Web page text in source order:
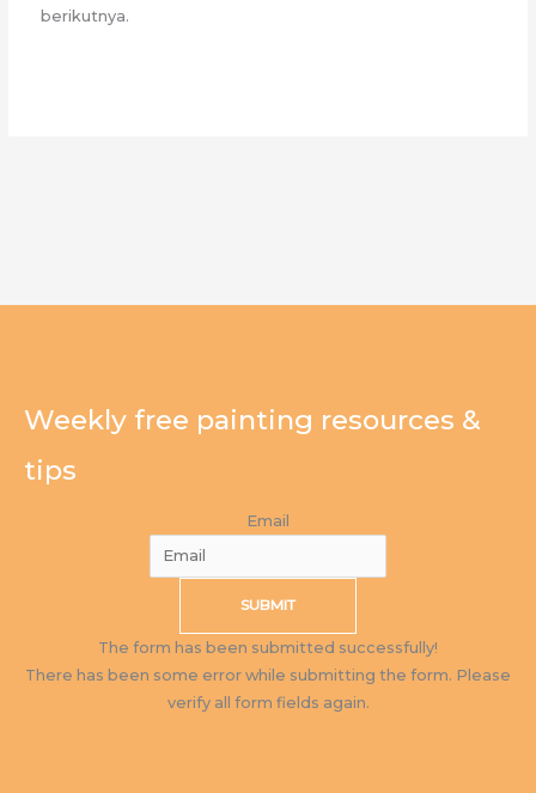
berikutnya.
Weekly free painting resources &
tips
Email
SUBMIT
The form has been submitted successfully!
There has been some error while submitting the form. Please
verify all form fields again.